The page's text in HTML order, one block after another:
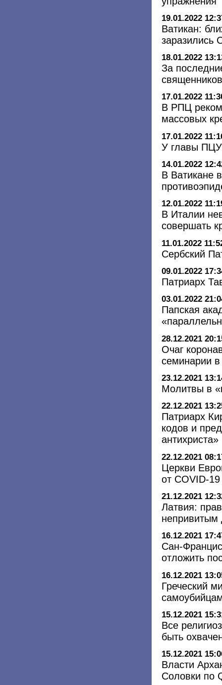
19.01.2022
Ватикан:
заразились
18.01.2022
За
17.01.2022
В РПЦ
массовых
17.01.2022
У главы ПЦУ
14.01.2022
В Ватикане
12.01.2022
В Италии
совершать
11.01.2022
Сербский
09.01.2022
Патриарх
03.01.2022
Папская
28.12.2021
Очаг
семинарии
23.12.2021
Молитвы в
22.12.2021
Патриарх
кодов и
антихриста»
22.12.2021
Церкви
от COVID-19
21.12.2021
Латвия:
непривитым
16.12.2021
Сан-
отложить
16.12.2021
Греческий
15.12.2021
Все
быть
15.12.2021
Власти
Соловки по